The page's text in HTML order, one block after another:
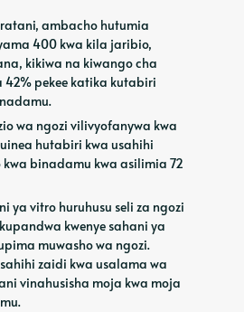
ambacho hutumia
400 kwa kila jaribio,
kikiwa na kiwango cha
42% pekee katika kutabiri
wa ngozi vilivyofanywa kwa
hutabiri kwa usahihi
binadamu kwa asilimia 72
ya vitro huruhusu seli za ngozi
kwenye sahani ya
muwasho wa ngozi.
zaidi kwa usalama wa
vinahusisha moja kwa moja